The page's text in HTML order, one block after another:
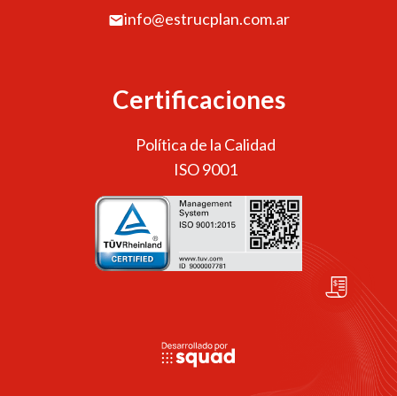
info@estrucplan.com.ar
Certificaciones
Política de la Calidad
ISO 9001